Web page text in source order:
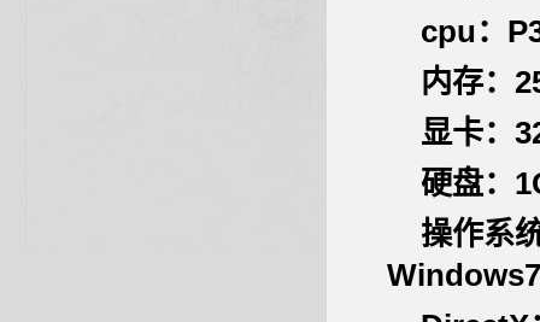
cpu：
内存：
显卡：
硬盘：
操作系
Windows7